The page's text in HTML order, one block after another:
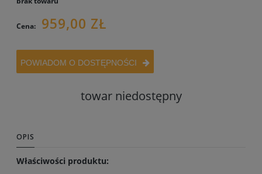
Cena: 959,00 ZŁ
POWIADOM O DOSTĘPNOŚCI
towar niedostępny
OPIS
Właściwości produktu: